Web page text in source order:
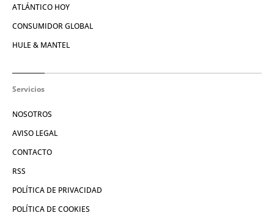
ATLÁNTICO HOY
CONSUMIDOR GLOBAL
HULE & MANTEL
Servicios
NOSOTROS
AVISO LEGAL
CONTACTO
RSS
POLÍTICA DE PRIVACIDAD
POLÍTICA DE COOKIES